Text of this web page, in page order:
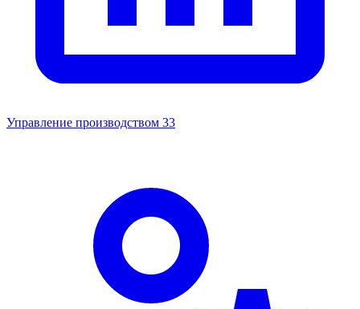
Управление производством 33